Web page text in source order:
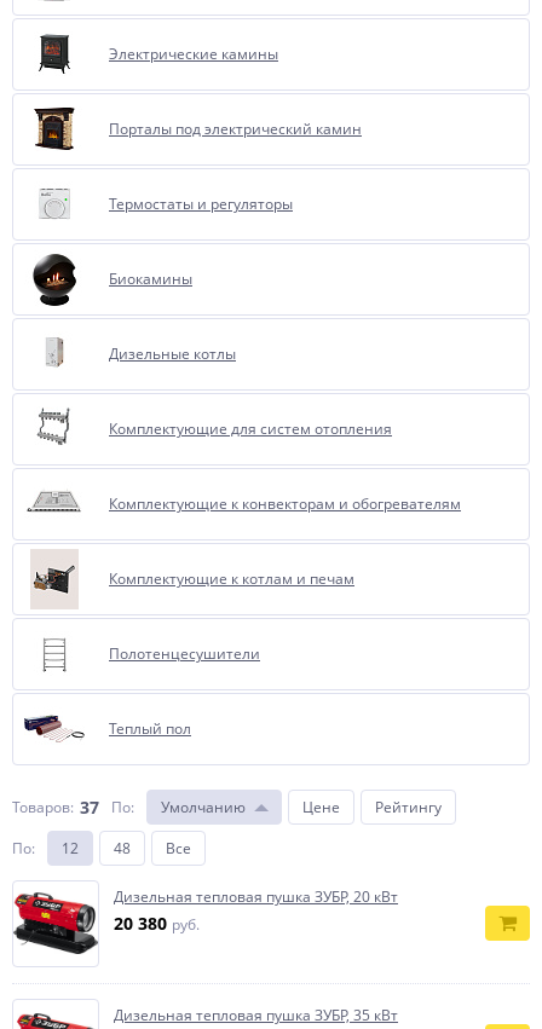
Электрические камины
Порталы под электрический камин
Термостаты и регуляторы
Биокамины
Дизельные котлы
Комплектующие для систем отопления
Комплектующие к конвекторам и обогревателям
Комплектующие к котлам и печам
Полотенцесушители
Теплый пол
Товаров: 37 По: Умолчанию Цене
Рейтингу
По: 12 48 Все
Дизельная тепловая пушка ЗУБР, 20 кВт
20 380 руб.
Дизельная тепловая пушка ЗУБР, 35 кВт